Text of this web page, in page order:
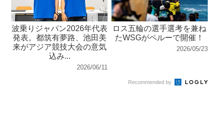
波乗りジャパン2026年代表
発表。都筑有夢路、池田美
来がアジア競技大会の意気
込み...
2026/06/11
ロス五輪の選手選考を兼ね
たWSGがペルーで開催！
2026/05/23
Recommended by